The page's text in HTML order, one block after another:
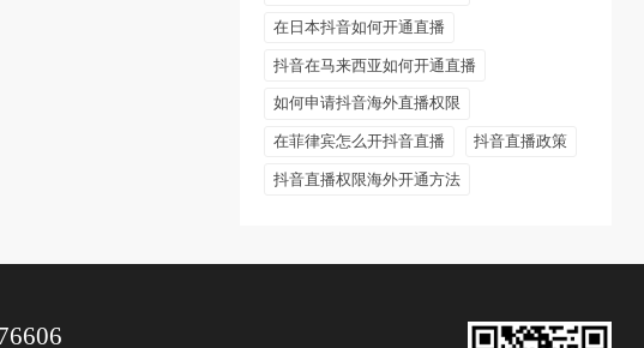
在日本抖音如何开通直播
抖音在马来西亚如何开通直播
如何申请抖音海外直播权限
在菲律宾怎么开抖音直播 抖音直播政策
抖音直播权限海外开通方法